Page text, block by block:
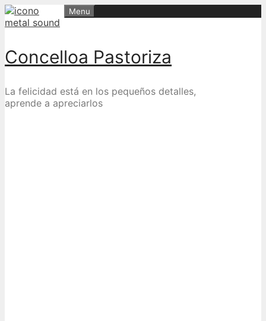
Skip
to
Concelloa Pastoriza
La felicidad está en los pequeños detalles,
aprende a apreciarlos
Menu